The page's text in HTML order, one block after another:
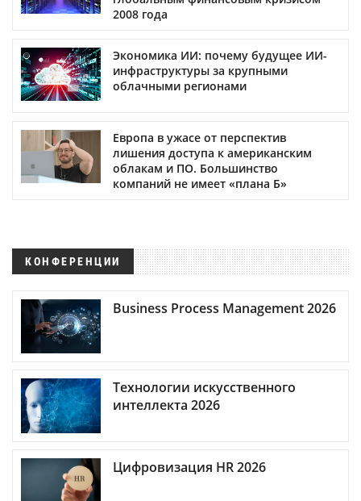
2008 года
Экономика ИИ: почему будущее ИИ-
инфраструктуры за крупными
облачными регионами
Европа в ужасе от перспектив
лишения доступа к американским
облакам и ПО. Большинство
компаний не имеет «плана Б»
КОНФЕРЕНЦИИ
Business Process Management 2026
Технологии искусственного
интеллекта 2026
Цифровизация HR 2026